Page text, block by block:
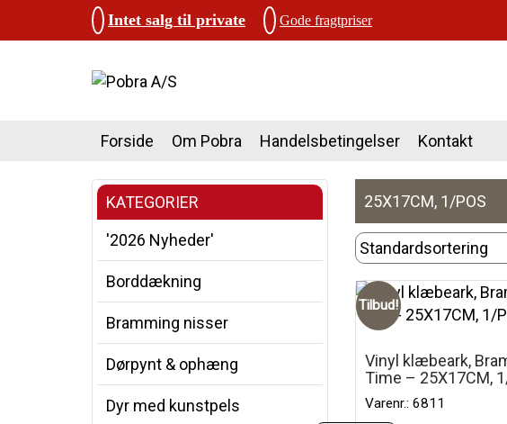
Intet salg til private Gode fragtpriser
Forside Om Pobra Handelsbetingelser Kontakt
KATEGORIER
'2026 Nyheder'
Borddækning
Bramming nisser
Dørpynt & ophæng
Dyr med kunstpels
25X17CM, 1/POS
Tilbud!
Vinyl klæbeark,
Time – 25X17CM,
Varenr.: 6811